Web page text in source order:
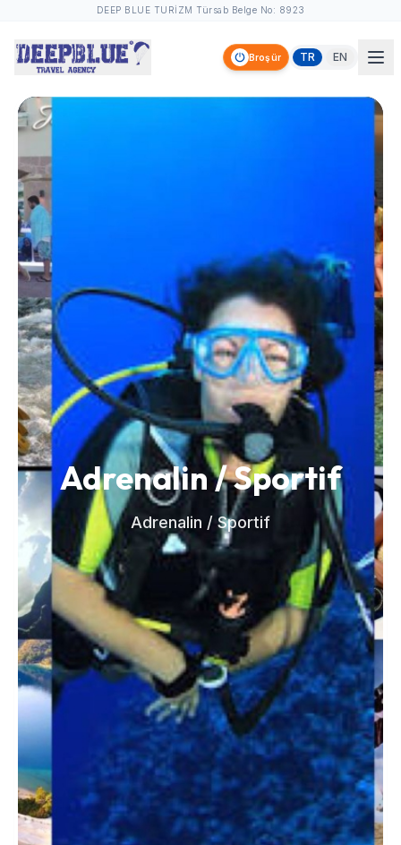
DEEP BLUE TURİZM Türsab Belge No: 8923
Broşür TR EN
Adrenalin / Sportif
Adrenalin / Sportif